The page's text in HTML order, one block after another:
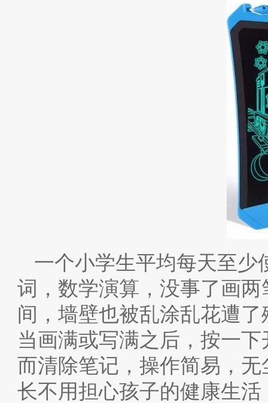
一个小学生平均每天至少
词，数学演算，没事了画
间，墙壁也被乱涂乱花遭
当画满或写满之后，按一
而清除笔记，操作简易，
长不用担心孩子的健康生